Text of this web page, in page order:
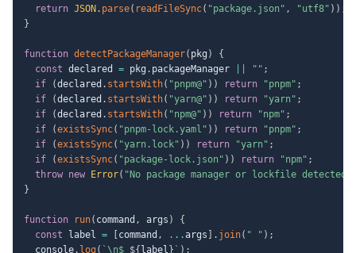
return JSON . parse( readFileSync( "package.json" , "utf8" ) ) ;
}
function detectPackageManager( pkg )
{
const declared = pkg . packageManager "" ;
if
(declared . startsWith( "pnpm@" ) ) return "pnpm" ;
if
(declared . startsWith( "yarn@" ) ) return "yarn" ;
if
(declared . startsWith( "npm@" ) ) return "npm" ;
if
(existsSync( "pnpm-lock.yaml" ) ) return "pnpm" ;
if
(existsSync( "yarn.lock" ) ) return "yarn" ;
if
(existsSync( "package-lock.json" ) ) return "npm" ;
throw new Error( "No package manager or lockfile
}
function run( command , args )
{
const label = command , ...args . join( " " ) ;
  console
. log ( ` \n$ ${ label } ` ) ;